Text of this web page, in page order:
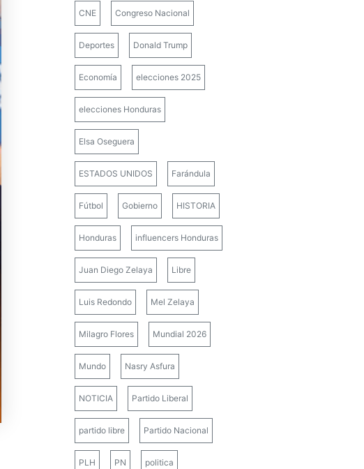
CNE Congreso Nacional
Deportes Donald Trump
Economía elecciones 2025
elecciones Honduras
Elsa Oseguera
ESTADOS UNIDOS Farándula
Fútbol Gobierno HISTORIA
Honduras influencers Honduras
Juan Diego Zelaya Libre
Luis Redondo Mel Zelaya
Milagro Flores Mundial 2026
Mundo Nasry Asfura
NOTICIA Partido Liberal
partido libre Partido Nacional
PLH PN politica